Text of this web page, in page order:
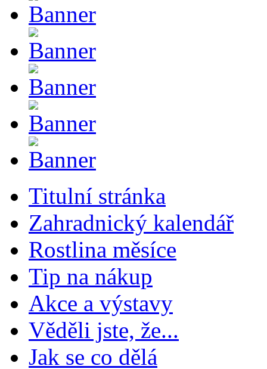
Titulní stránka
Zahradnický kalendář
Rostlina měsíce
Tip na nákup
Akce a výstavy
Věděli jste, že...
Jak se co dělá